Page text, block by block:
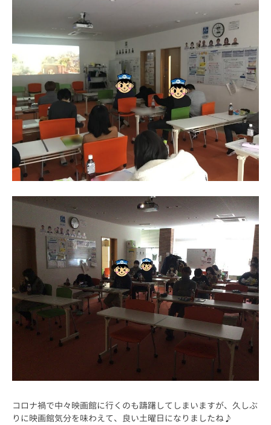
コロナ禍で中々映画館に行くのも躊躇してしまいますが、久しぶ
りに映画館気分を味わえて、良い土曜日になりましたね♪